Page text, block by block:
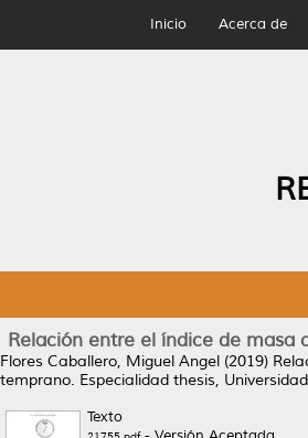
Inicio Acerca de
Relación entre el índice de
Flores Caballero, Miguel Angel (2019)
temprano. Especialidad thesis,
Texto